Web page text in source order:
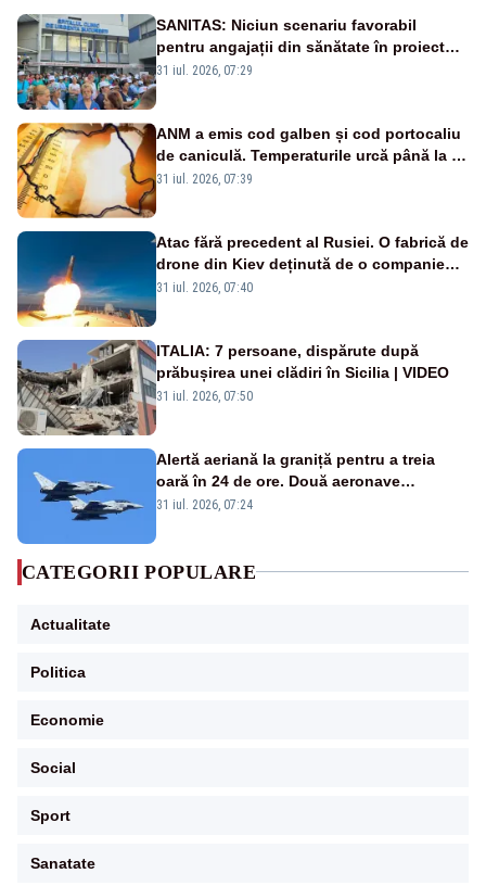
SANITAS: Niciun scenariu favorabil
pentru angajații din sănătate în proiectul
Legii salarizării
31 iul. 2026, 07:29
ANM a emis cod galben și cod portocaliu
de caniculă. Temperaturile urcă până la 38
de grade, iar nopțile devin tropicale
31 iul. 2026, 07:39
Atac fără precedent al Rusiei. O fabrică de
drone din Kiev deținută de o companie
americană, distrusă de o rachetă
31 iul. 2026, 07:40
ITALIA: 7 persoane, dispărute după
prăbușirea unei clădiri în Sicilia | VIDEO
31 iul. 2026, 07:50
Alertă aeriană la graniță pentru a treia
oară în 24 de ore. Două aeronave
Eurofighter britanice au fost ridicate de la
31 iul. 2026, 07:24
CATEGORII POPULARE
Actualitate
Politica
Economie
Social
Sport
Sanatate